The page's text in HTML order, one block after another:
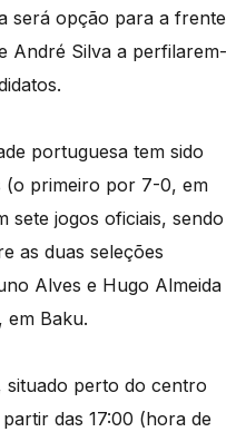
será opção para a frente
André Silva a perfilarem-
portuguesa tem sido
(o primeiro por 7-0, em
sete jogos oficiais, sendo
as duas seleções
Alves e Hugo Almeida
em Baku.
situado perto do centro
das 17:00 (hora de